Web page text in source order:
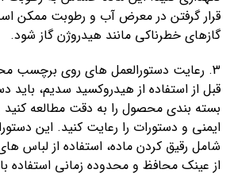
قرار گرفتن در معرض آب و رطوبت ممکن
گازهای خطرناکی مانند هیدروژن گاز شود.
3. رعایت دستورالعمل های روی برچسب محصول:
قبل از استفاده از هیدروکسید سدیم، باید
بسته بندی محصول را به دقت مطالعه کنید
ایمنی و دستورات را رعایت کنید. این
شامل رقیق کردن ماده، استفاده از لباس
از عینک محافظ و محدوده زمانی استفاده